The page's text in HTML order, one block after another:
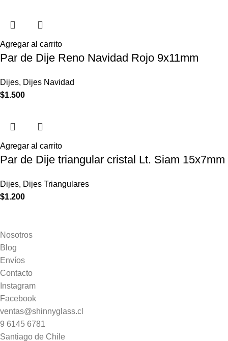
Agregar al carrito
Par de Dije Reno Navidad Rojo 9x11mm
Dijes, Dijes Navidad
$1.500
Agregar al carrito
Par de Dije triangular cristal Lt. Siam 15x7mm
Dijes, Dijes Triangulares
$1.200
Nosotros
Blog
Envíos
Contacto
Instagram
Facebook
ventas@shinnyglass.cl
9 6145 6781
Santiago de Chile